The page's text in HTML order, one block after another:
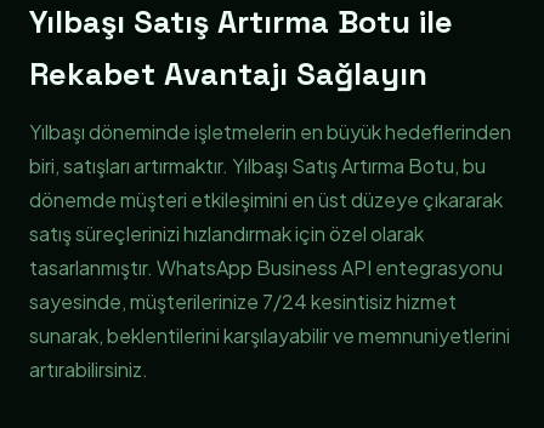
Yılbaşı Satış Artırma Botu ile
Rekabet Avantajı Sağlayın
Yılbaşı döneminde işletmelerin en büyük hedeflerinden
biri, satışları artırmaktır. Yılbaşı Satış Artırma Botu, bu
dönemde müşteri etkileşimini en üst düzeye çıkararak
satış süreçlerinizi hızlandırmak için özel olarak
tasarlanmıştır. WhatsApp Business API entegrasyonu
sayesinde, müşterilerinize 7/24 kesintisiz hizmet
sunarak, beklentilerini karşılayabilir ve memnuniyetlerini
artırabilirsiniz.